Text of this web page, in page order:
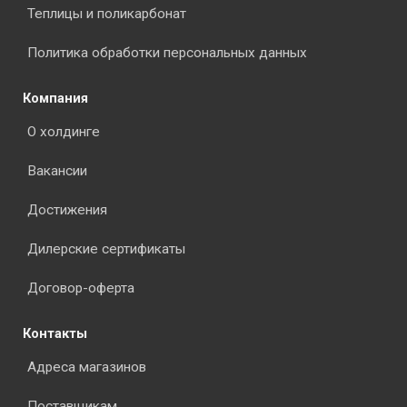
Теплицы и поликарбонат
Политика обработки персональных данных
Компания
О холдинге
Вакансии
Достижения
Дилерские сертификаты
Договор-оферта
Контакты
Адреса магазинов